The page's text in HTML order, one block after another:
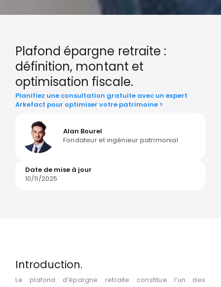
Plafond épargne retraite :
définition, montant et
optimisation fiscale.
Planifiez une consultation gratuite avec un expert
Arkefact pour optimiser votre patrimoine >
Alan Bourel
Fondateur et ingénieur patrimonial
Date de mise à jour
10/11/2025
Introduction.
Le plafond d’épargne retraite constitue l’un des